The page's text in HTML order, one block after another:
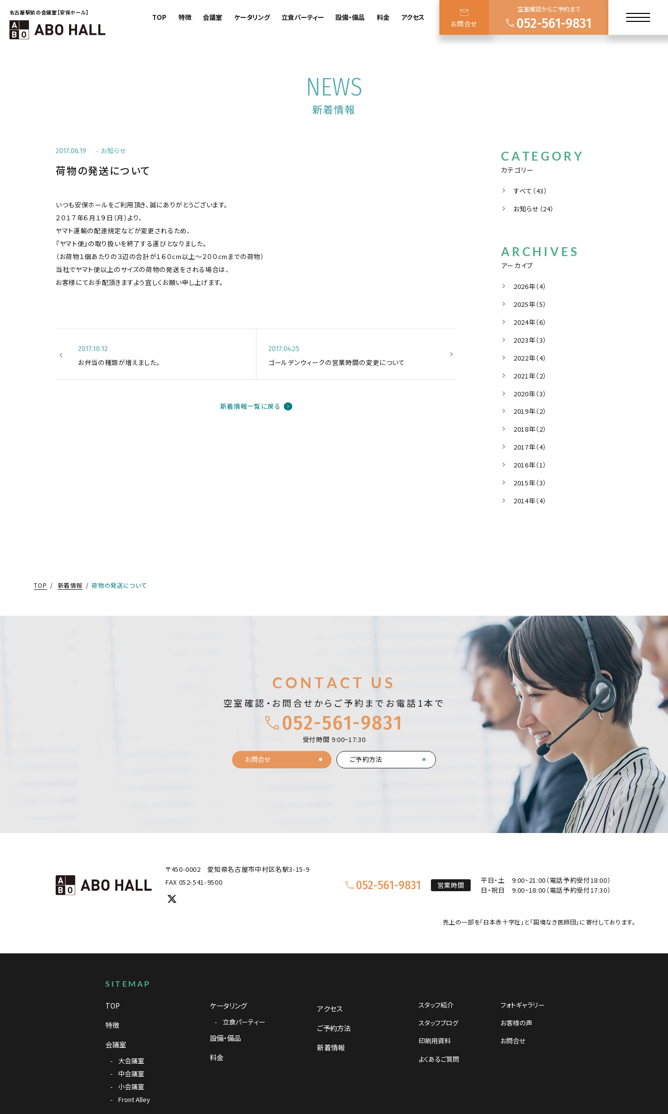
名古屋駅前の会議室【安保ホール】
TOP 特徴 会議室 ケータリング 立食パーティー 設備・備品 料金 アクセス
お問合せ
空室確認からご予約まで
052-561-9831
新着情報
NEWS
荷物の発送について
2017.06.19 お知らせ
いつも安保ホールをご利用頂き、誠にありがとうございます。
２０１７年６月１９日（月）より、
ヤマト運輸の配達規定などが変更されるため、
『ヤマト便』の取り扱いを終了する運びとなりました。
（お荷物１個あたりの３辺の合計が１６０cm以上〜２００cmまでの荷物）
当社でヤマト便以上のサイズの荷物の発送をされる場合は、
お客様にてお手配頂きますよう宜しくお願い申し上げます。
2017.10.12
お弁当の種類が増えました。
2017.04.25
ゴールデンウィークの営業時間の変更について
新着情報一覧に戻る
カテゴリー
CATEGORY
すべて（43）
お知らせ（24）
アーカイブ
ARCHIVES
2026年（4）
2025年（5）
2024年（6）
2023年（3）
2022年（4）
2021年（2）
2020年（3）
2019年（2）
2018年（2）
2017年（4）
2016年（1）
2015年（3）
2014年（4）
TOP 新着情報 荷物の発送について
お問合せ
CONTACT US
空室確認・お問合せから ご予約までお電話1本で
052-561-9831
受付時間 9:00~17:30
お問合せ ご予約方法
〒450-0002
愛知県名古屋市中村区名駅3-15-9
FAX 052-541-9500
052-561-9831 営業時間
平日・土
9:00~21:00（電話予約受付18:00）
日・祝日
9:00~18:00（電話予約受付17:30）
売上の一部を「日本赤十字社」と「国境なき医師団」に寄付しております。
サイトマップ
SITEMAP
TOP
特徴
会議室
大会議室
中会議室
小会議室
Front Alley
ケータリング
立食パーティー
設備・備品
料金
アクセス
ご予約方法
新着情報
スタッフ紹介
スタッフブログ
印刷用資料
よくあるご質問
フォトギャラリー
お客様の声
お問合せ